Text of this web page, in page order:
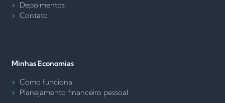
Depoimentos
Contato
Minhas Economias
Como funciona
Planejamento financeiro pessoal